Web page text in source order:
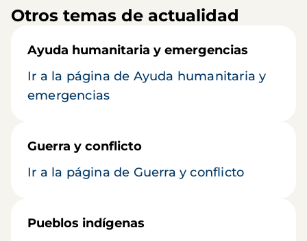
Otros temas de actualidad
Ayuda humanitaria y emergencias
Ir a la página de Ayuda humanitaria y
emergencias
Guerra y conflicto
Ir a la página de Guerra y conflicto
Pueblos indígenas